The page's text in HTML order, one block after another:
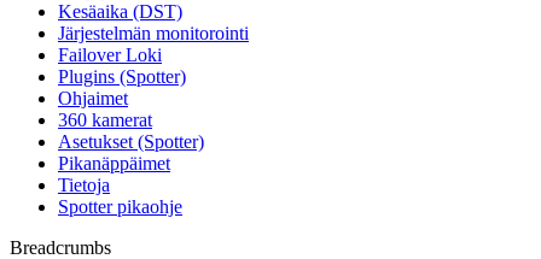
Kesäaika (DST)
Järjestelmän monitorointi
Failover Loki
Plugins (Spotter)
Ohjaimet
360 kamerat
Asetukset (Spotter)
Pikanäppäimet
Tietoja
Spotter pikaohje
Breadcrumbs